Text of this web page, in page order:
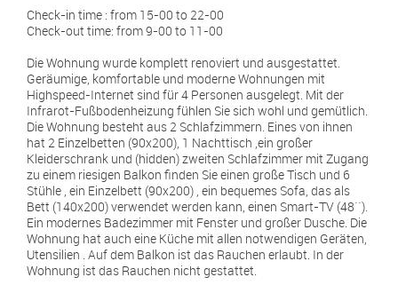
Check-in time : from 15-00 to 22-00
Check-out time: from 9-00 to 11-00
Die Wohnung wurde komplett renoviert und ausgestattet.
Geräumige, komfortable und moderne Wohnungen mit
Highspeed-Internet sind für 4 Personen ausgelegt. Mit der
Infrarot-Fußbodenheizung fühlen Sie sich wohl und gemütlich.
Die Wohnung besteht aus 2 Schlafzimmern. Eines von ihnen
hat 2 Einzelbetten (90x200), 1 Nachttisch ,ein großer
Kleiderschrank und (hidden) zweiten Schlafzimmer mit Zugang
zu einem riesigen Balkon finden Sie einen große Tisch und 6
Stühle , ein Einzelbett (90x200) , ein bequemes Sofa, das als
Bett (140x200) verwendet werden kann, einen Smart-TV (48``).
Ein modernes Badezimmer mit Fenster und großer Dusche. Die
Wohnung hat auch eine Küche mit allen notwendigen Geräten,
Utensilien . Auf dem Balkon ist das Rauchen erlaubt. In der
Wohnung ist das Rauchen nicht gestattet.